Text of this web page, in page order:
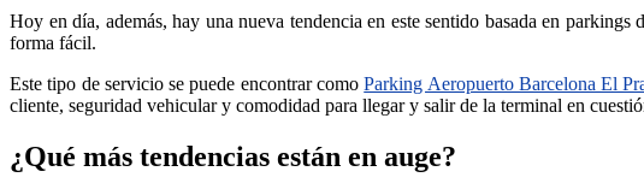
Hoy en día, además, hay una nueva tendencia en este sentido basada en
forma fácil.
Este tipo de servicio se puede encontrar comoParking Aeropuerto Barcelona El
cliente, seguridad vehicular y comodidad para llegar y salir de la terminal en
¿Qué más tendencias están en auge?